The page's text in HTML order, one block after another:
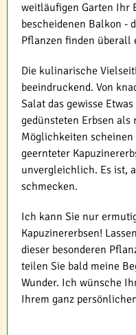
weitläufigen Garten Ihr
bescheidenen Balkon -
Pflanzen finden überall
Die kulinarische
beeindruckend. Von
Salat das gewisse
gedünsteten Erbsen
Möglichkeiten scheinen
geernteter
unvergleichlich. Es ist,
schmecken.
Ich kann Sie nur
Kapuzinererbsen!
dieser besonderen
teilen Sie bald meine
Wunder. Ich wünsche
Ihrem ganz